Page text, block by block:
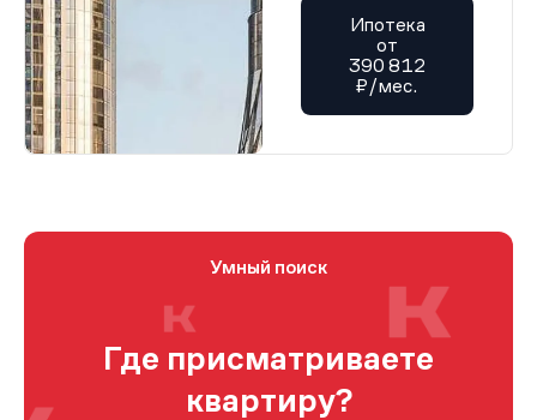
Ипотека
от
390 812
₽/мес.
Умный поиск
Где присматриваете
квартиру?